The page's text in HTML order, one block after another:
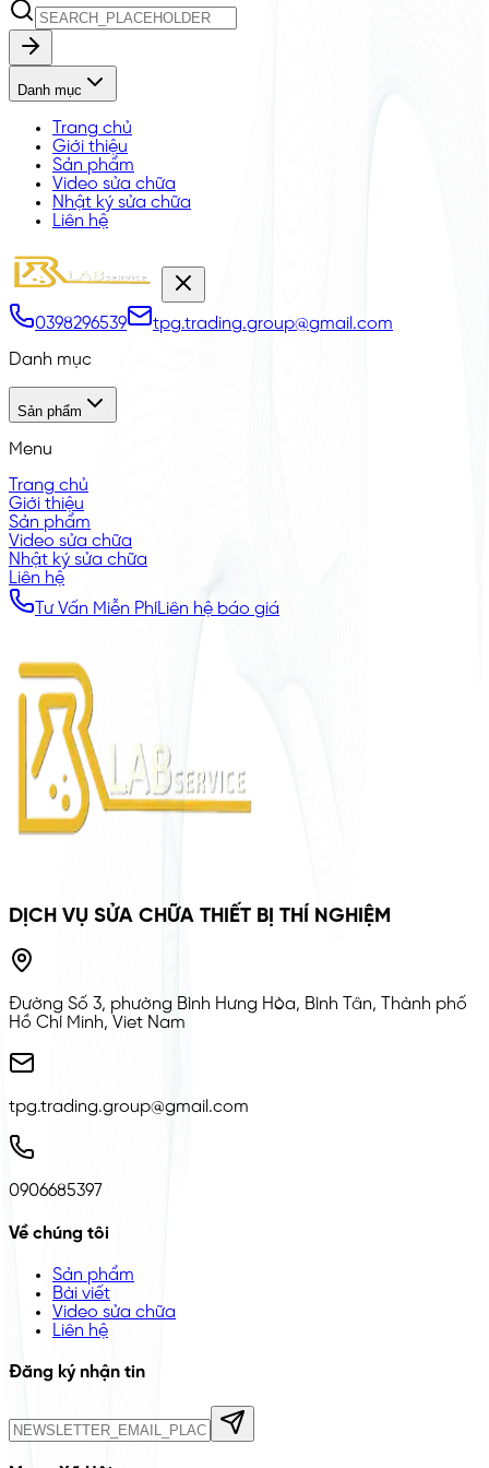
Danh mục
Trang chủ
Giới thiệu
Sản phẩm
Video sửa chữa
Nhật ký sửa chữa
Liên hệ
0398296539
tpg.trading.group@gmail.com
Danh mục
Sản phẩm
Menu
Trang chủ
Giới thiệu
Sản phẩm
Video sửa chữa
Nhật ký sửa chữa
Liên hệ
Tư Vấn Miễn PhíLiên hệ báo giá
DỊCH VỤ SỬA CHỮA THIẾT BỊ THÍ NGHIỆM
Đường Số 3, phường Bình Hưng Hòa, Bình Tân, Thành phố
Hồ Chí Minh, Viet Nam
tpg.trading.group@gmail.com
0906685397
Về chúng tôi
Sản phẩm
Bài viết
Video sửa chữa
Liên hệ
Đăng ký nhận tin